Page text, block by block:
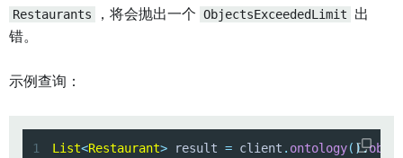
Restaurants
，将会抛出一个 ObjectsExceededLimit
出
错。
示例查询：
1 List<Restaurant> result = client . ontology( ).